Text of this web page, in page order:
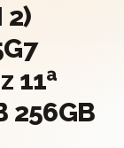
2)
11ª
256GB